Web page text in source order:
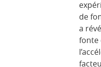
de
a
fonte